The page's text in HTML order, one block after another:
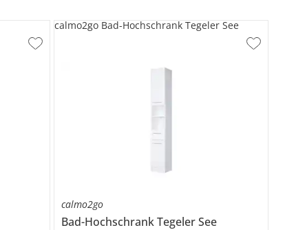
calmo2go
Bad-HochschrankTegeler See
calmo2go Bad-Hochschrank Tegeler See